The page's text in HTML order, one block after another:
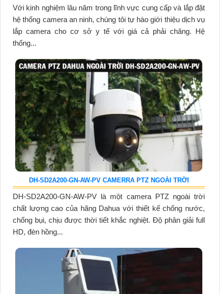
Với kinh nghiệm lâu năm trong lĩnh vực cung cấp và lắp đặt
hệ thống camera an ninh, chúng tôi tự hào giới thiệu dịch vụ
lắp camera cho cơ sở y tế với giá cả phải chăng. Hệ
thống...
DH-SD2A200-GN-AW-PV CAMERRA PTZ NGOÀI TRỜI
DH-SD2A200-GN-AW-PV là một camera PTZ ngoài trời
chất lượng cao của hãng Dahua với thiết kế chống nước,
chống bụi, chịu được thời tiết khắc nghiệt. Độ phân giải full
HD, đèn hồng...